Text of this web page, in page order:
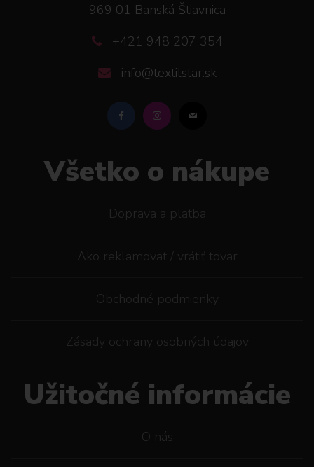
969 01 Banská Štiavnica
+421 948 207 354
info@textilstar.sk
Všetko o nákupe
Doprava a platba
Ako reklamovat / vrátiť tovar
Obchodné podmienky
Zásady ochrany osobných údajov
Užitočné informácie
O nás